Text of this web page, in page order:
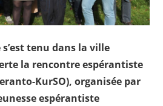
tenu dans la ville
la rencontre espérantiste
KurSO), organisée par
espérantiste